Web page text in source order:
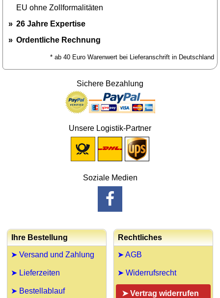
EU ohne Zollformalitäten
26 Jahre Expertise
Ordentliche Rechnung
* ab 40 Euro Warenwert bei Lieferanschrift in Deutschland
Sichere Bezahlung
Unsere Logistik-Partner
Soziale Medien
Ihre Bestellung
➤ Versand und Zahlung
➤ Lieferzeiten
➤ Bestellablauf
Rechtliches
➤ AGB
➤ Widerrufsrecht
➤ Vertrag widerrufen